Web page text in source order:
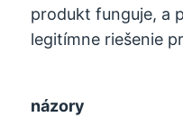
produkt funguje, a
legitímne riešenie
názory